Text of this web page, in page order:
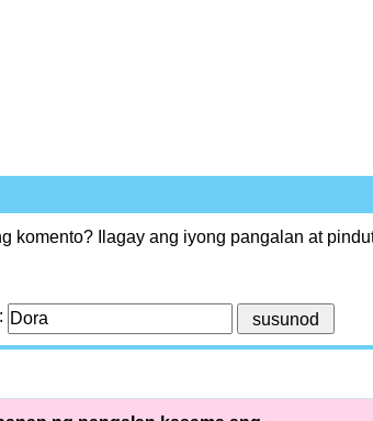
komento? Ilagay ang iyong pangalan at